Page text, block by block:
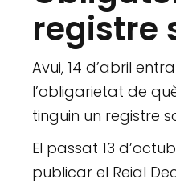
registre
Avui, 14 d’abril
l’obligarietat de
tinguin un registre
El passat 13
publicar el Reial